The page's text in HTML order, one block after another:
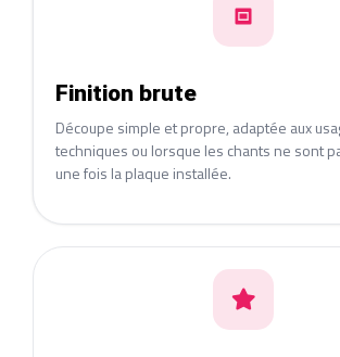
Finition brute
Découpe simple et propre, adaptée aux
techniques ou lorsque les chants ne sont
une fois la plaque installée.